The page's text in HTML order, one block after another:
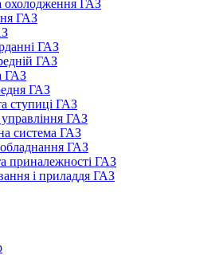
охолодження ГАЗ
ГАЗ
ГАЗ
ГАЗ
ГАЗ
ГАЗ
ступиці ГАЗ
ГАЗ
система ГАЗ
ГАЗ
приналежності ГАЗ
і приладдя ГАЗ